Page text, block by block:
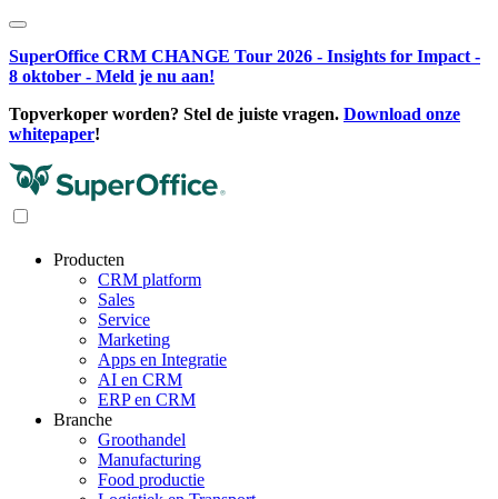
SuperOffice CRM CHANGE Tour 2026 - Insights for Impact -
8 oktober - Meld je nu aan!
Topverkoper worden? Stel de juiste vragen. Download onze
whitepaper!
Producten
CRM platform
Sales
Service
Marketing
Apps en Integratie
AI en CRM
ERP en CRM
Branche
Groothandel
Manufacturing
Food productie